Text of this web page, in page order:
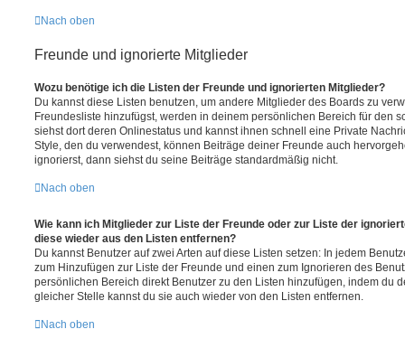
Nach oben
Freunde und ignorierte Mitglieder
Wozu benötige ich die Listen der Freunde und ignorierten Mitglieder?
Du kannst diese Listen benutzen, um andere Mitglieder des Boards zu
Freundesliste hinzufügst, werden in deinem persönlichen Bereich für den
siehst dort deren Onlinestatus und kannst ihnen schnell eine Private
Style, den du verwendest, können Beiträge deiner Freunde auch
ignorierst, dann siehst du seine Beiträge standardmäßig nicht.
Nach oben
Wie kann ich Mitglieder zur Liste der Freunde oder zur Liste der
diese wieder aus den Listen entfernen?
Du kannst Benutzer auf zwei Arten auf diese Listen setzen: In jedem
zum Hinzufügen zur Liste der Freunde und einen zum Ignorieren des
persönlichen Bereich direkt Benutzer zu den Listen hinzufügen, indem du
gleicher Stelle kannst du sie auch wieder von den Listen entfernen.
Nach oben